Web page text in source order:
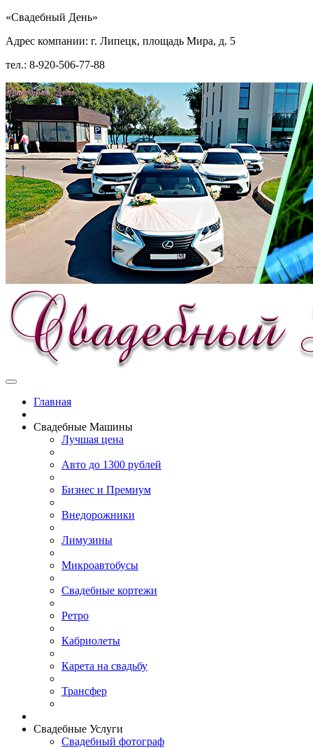
«Свадебный День»
Адрес компании: г. Липецк, площадь Мира, д. 5
тел.: 8-920-506-77-88
Главная
Свадебные Машины
Лучшая цена
Авто до 1300 рублей
Бизнес и Премиум
Внедорожники
Лимузины
Микроавтобусы
Свадебные кортежи
Ретро
Кабриолеты
Карета на свадьбу
Трансфер
Свадебные Услуги
Свадебный фотограф